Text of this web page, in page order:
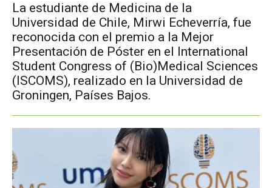
PUBLICACIONES
EXTENSIÓN
La estudiante de Medicina de la
Universidad de Chile, Mirwi Echeverría, fue
reconocida con el premio a la Mejor
Presentación de Póster en el International
Student Congress of (Bio)Medical Sciences
(ISCOMS), realizado en la Universidad de
Groningen, Países Bajos.